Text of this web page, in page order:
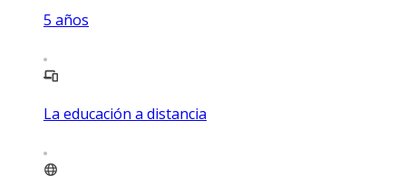
5 años
La educación a distancia